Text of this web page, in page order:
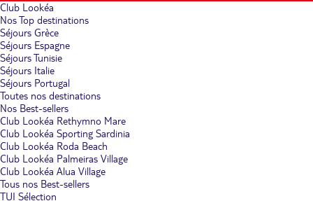
Club Lookéa
Nos Top destinations
Séjours Grèce
Séjours Espagne
Séjours Tunisie
Séjours Italie
Séjours Portugal
Toutes nos destinations
Nos Best-sellers
Club Lookéa Rethymno Mare
Club Lookéa Sporting Sardinia
Club Lookéa Roda Beach
Club Lookéa Palmeiras Village
Club Lookéa Alua Village
Tous nos Best-sellers
TUI Sélection